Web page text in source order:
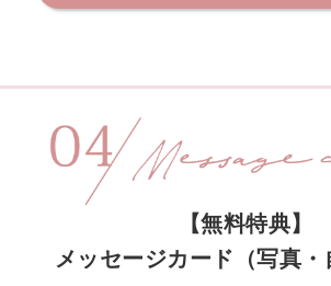
【無料特典】
メッセージカード（写真・